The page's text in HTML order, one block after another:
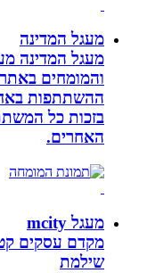
מעגל המדינה
מעגל המדינה
והמומחים באתרי
ההשתתפות באחד
בזכות כל
האחרים.
מעגל mcity
מקדם עסקים
שילמת